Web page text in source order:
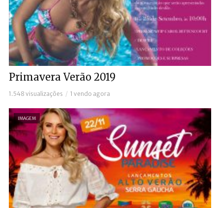
Primavera Verão 2019
1.548 visualizações 1 vendo agora
IMAGEM